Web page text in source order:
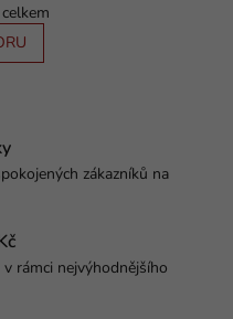
zákazníků na
rámci nejvýhodnějšího